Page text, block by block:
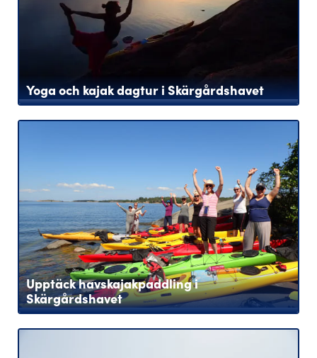
Yoga och kajak dagtur i Skärgårdshavet
Upptäck havskajakpaddling i
Skärgårdshavet